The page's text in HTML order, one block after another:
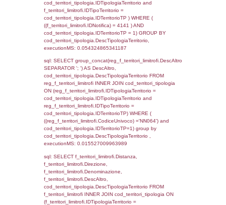
a2_ruolipersonale a2rp INNER JOIN
a2rp.IDPersonale = a2p.IDPersonale
(((a2p.IDNotifica)=4141) AND
executionMS: 0.00235915184021
sql: SELECT cod_ipa_aoo.des_amm,
d1_controlli.UntAmmTerr,
d1_controlli.Regione, d1_controlli.Provincia,
d1_controlli.Comune, d1_controlli.Via,
d1_controlli.Email, d1_controlli.Pec FROM
INNER JOIN d1_controlli ON
d1_controlli.UntAmmTerr where
executionMS: 0.022963047027588
sql: SELECT * FROM d2_autorizzazioni
IDNotifica=4141, executionMS:
sql: SELECT * FROM